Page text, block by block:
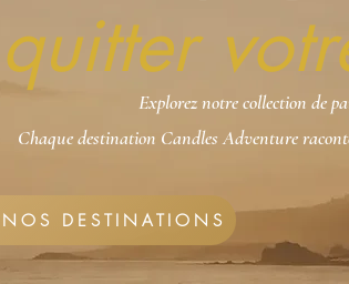
quitter
Explorez notre collection de
Chaque destination Candles Adventure
NOS DESTINATIONS